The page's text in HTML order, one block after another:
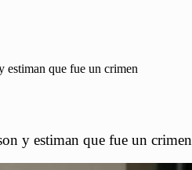
estiman que fue un crimen
y estiman que fue un crimen